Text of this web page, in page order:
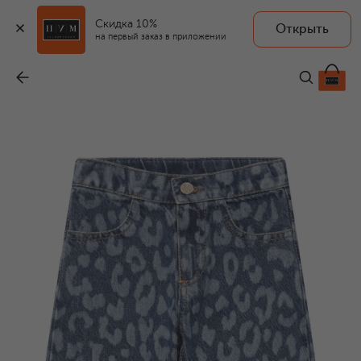
Скидка 10%
на первый заказ в приложении
Открыть